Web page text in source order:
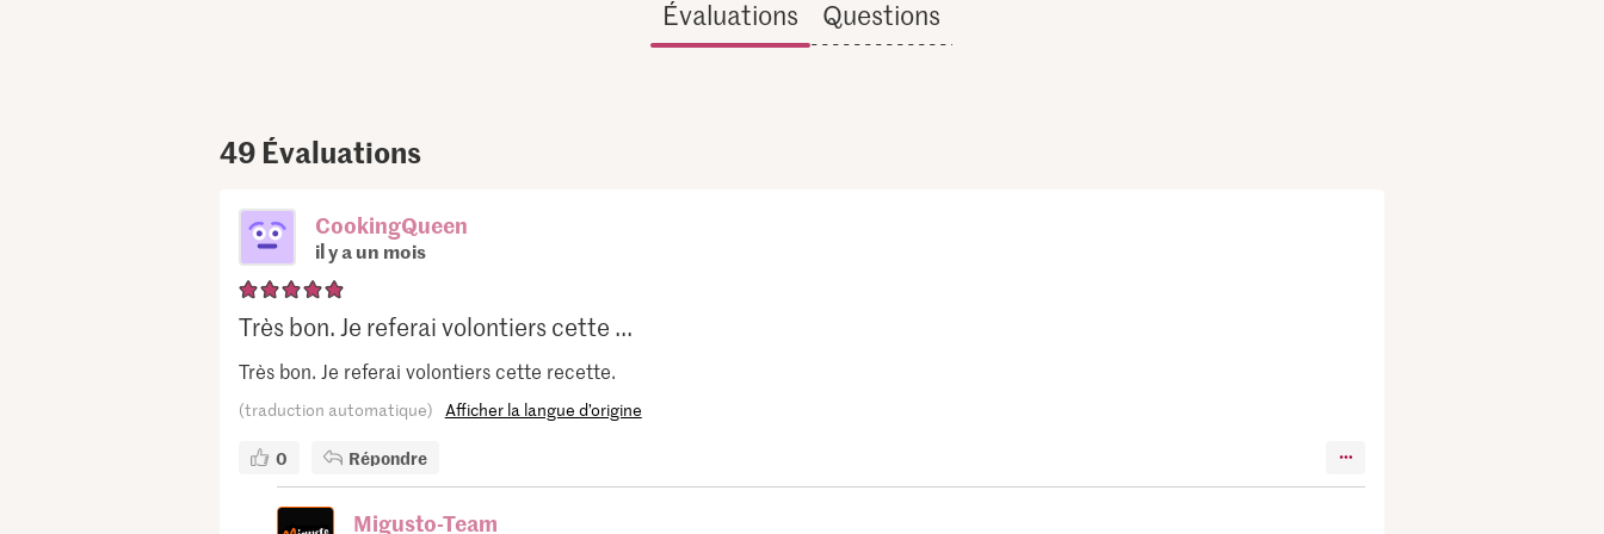
Évaluations Questions
49 Évaluations
CookingQueen
il y a un mois
Très bon. Je referai volontiers cette ...
Très bon. Je referai volontiers cette recette.
(traduction automatique) Afficher la langue d’origine
0 Répondre
Migusto-Team